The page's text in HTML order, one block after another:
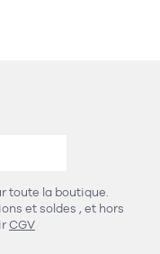
toute la boutique.
et soldes , et hors
CGV